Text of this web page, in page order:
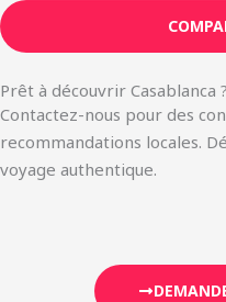
Prêt à découvrir Casablanca ?
Contactez-nous pour des
recommandations locales.
voyage authentique.